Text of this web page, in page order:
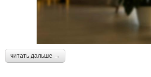
читать дальше →